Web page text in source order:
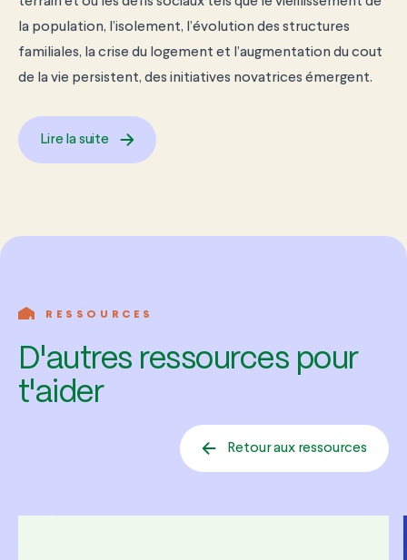
la population, l’isolement, l’évolution des structures
familiales, la crise du logement et l’augmentation du cout
de la vie persistent, des initiatives novatrices émergent.
Lire la suite
RESSOURCES
D'autres ressources pour
t'aider
Retour aux ressources